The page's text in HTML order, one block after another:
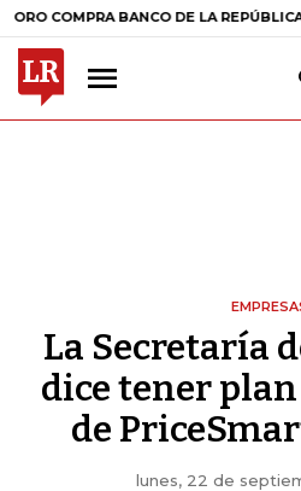
BANCO DE LA REPÚBLICA $
La Secretaría
dice tener
de
lunes, 22 de